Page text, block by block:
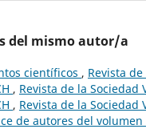
del mismo autor/a
científicos , Revista
, Revista de la Sociedad
, Revista de la Sociedad
de autores del volumen